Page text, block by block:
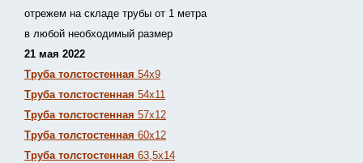
отрежем на складе трубы от 1 метра
в любой необходимый размер
21 мая 2022
Труба толстостенная 54х9
Труба толстостенная 54х11
Труба толстостенная 57х12
Труба толстостенная 60х12
Труба толстостенная 63,5х14